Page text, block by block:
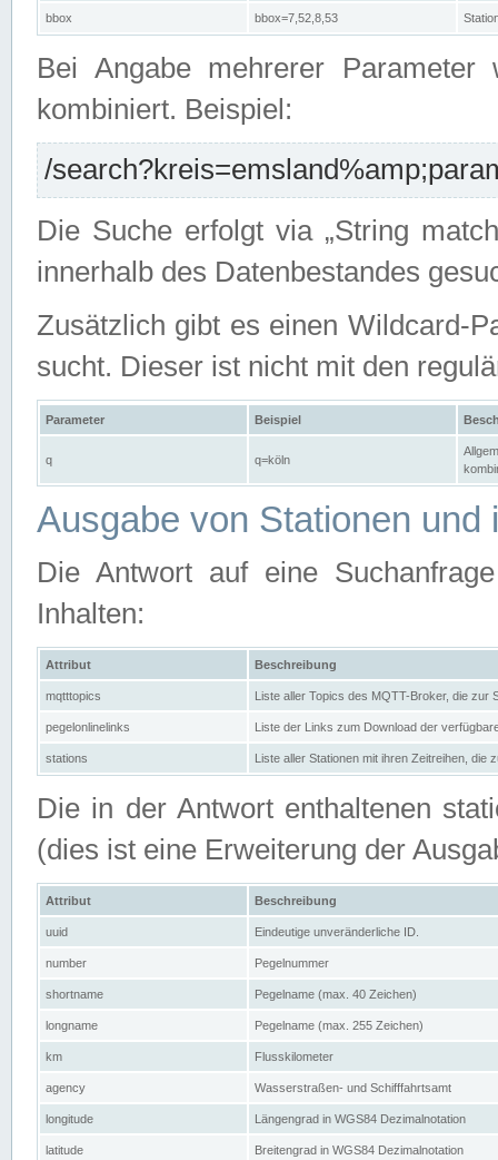
bbox bbox=7,52,8,53
Bei Angabe mehrerer Parameter
kombiniert. Beispiel:
/
Die Suche erfolgt via „String
innerhalb des Datenbestandes
Zusätzlich gibt es einen Wildcard-
sucht. Dieser ist nicht mit den
Parameter Beispiel
q q=köln
Ausgabe von Stationen und
Die Antwort auf eine
Inhalten:
Attribut Beschreibung
mqtttopics Liste aller Topics des MQTT-Broker, die zur
pegelonlinelinks Liste der Links zum Download der
stations Liste aller Stationen mit ihren Zeitreihen, die
Die in der Antwort enthaltenen
(dies ist eine Erweiterung der
Attribut Beschreibung
uuid Eindeutige unveränderliche ID.
number Pegelnummer
shortname Pegelname (max. 40 Zeichen)
longname Pegelname (max. 255 Zeichen)
km Flusskilometer
agency Wasserstraßen- und Schifffahrtsamt
longitude Längengrad in WGS84 Dezimalnotation
latitude Breitengrad in WGS84 Dezimalnotation